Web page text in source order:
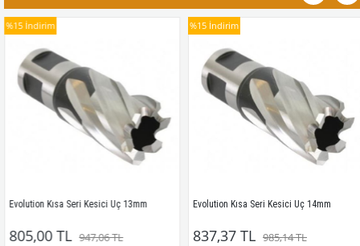
Kısa Seri Kesici Uç 13mm
TL 947,06 TL
İndirim
Evolution Kısa Seri Kesici Uç 14mm
837,37 TL 985,14 TL
%15 İndirim